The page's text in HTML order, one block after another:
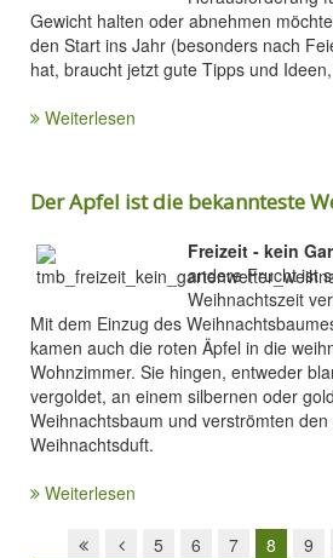
Gewicht halten oder abnehmen
den Start ins Jahr (besonders nach
hat, braucht jetzt gute Tipps und
Weiterlesen
Der Apfel ist die bekannteste
Freizeit - kein
andere Frucht ist
Weihnachtszeit
Mit dem Einzug des
kamen auch die roten Äpfel in die
Wohnzimmer. Sie hingen, entweder
vergoldet, an einem silbernen oder
Weihnachtsbaum und verströmten
Weihnachtsduft.
Weiterlesen
5 6 7 8 9